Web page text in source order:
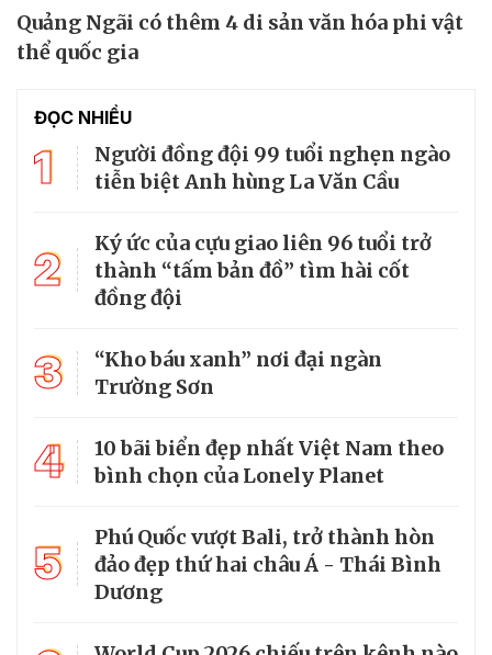
Quảng Ngãi có thêm 4 di sản văn hóa phi vật
thể quốc gia
ĐỌC NHIỀU
1
Người đồng đội 99 tuổi nghẹn ngào
tiễn biệt Anh hùng La Văn Cầu
2
Ký ức của cựu giao liên 96 tuổi trở
thành “tấm bản đồ” tìm hài cốt
đồng đội
3
“Kho báu xanh” nơi đại ngàn
Trường Sơn
4
10 bãi biển đẹp nhất Việt Nam theo
bình chọn của Lonely Planet
5
Phú Quốc vượt Bali, trở thành hòn
đảo đẹp thứ hai châu Á - Thái Bình
Dương